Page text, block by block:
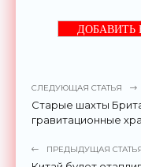
ДОБАВИТЬ
СЛЕДУЮЩАЯ СТАТЬЯ
Старые шахты
гравитационные
ПРЕДЫДУЩАЯ